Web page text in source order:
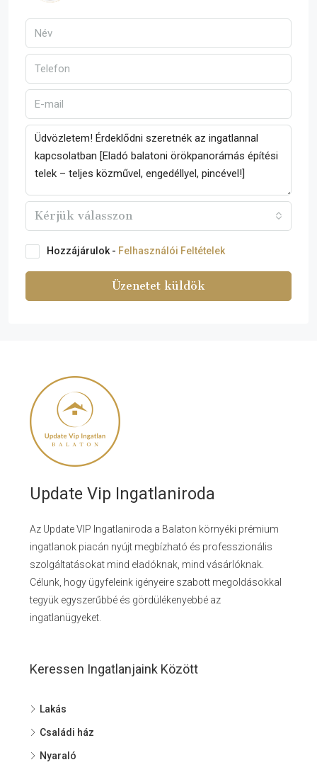
Kérjük válasszon
Hozzájárulok - Felhasználói Feltételek
Üzenetet küldök
Update Vip Ingatlaniroda
Az Update VIP Ingatlaniroda a Balaton környéki prémium
ingatlanok piacán nyújt megbízható és professzionális
szolgáltatásokat mind eladóknak, mind vásárlóknak.
Célunk, hogy ügyfeleink igényeire szabott megoldásokkal
tegyük egyszerűbbé és gördülékenyebbé az
ingatlanügyeket.
Keressen Ingatlanjaink Között
Lakás
Családi ház
Nyaraló